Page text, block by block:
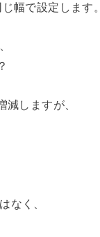
幅で設定します。
しますが、
なく、